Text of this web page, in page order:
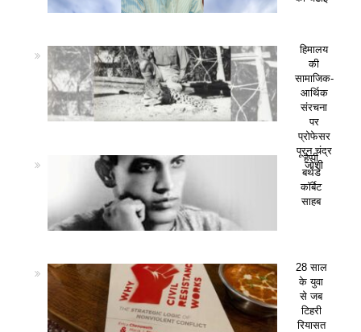
हिमालय
की
सामाजिक-
आर्थिक
संरचना
पर
प्रोफेसर
पूरन चंद्र
जोशी
हैप्पी
बर्थडे
कॉर्बेट
साहब
28 साल
के युवा
से जब
टिहरी
रियासत